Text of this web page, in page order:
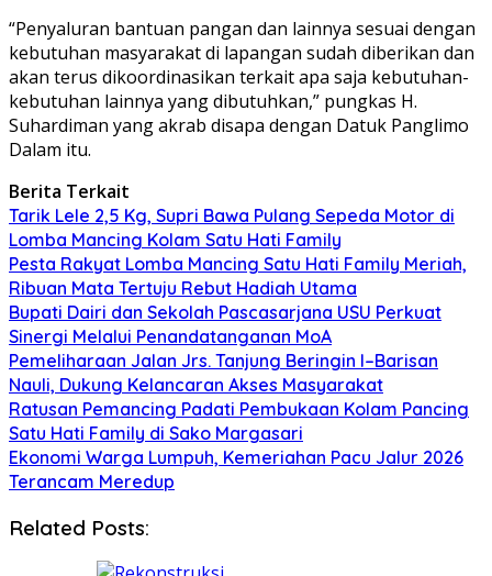
“Penyaluran bantuan pangan dan lainnya sesuai dengan
kebutuhan masyarakat di lapangan sudah diberikan dan
akan terus dikoordinasikan terkait apa saja kebutuhan-
kebutuhan lainnya yang dibutuhkan,” pungkas H.
Suhardiman yang akrab disapa dengan Datuk Panglimo
Dalam itu.
Berita Terkait
Tarik Lele 2,5 Kg, Supri Bawa Pulang Sepeda Motor di
Lomba Mancing Kolam Satu Hati Family
Pesta Rakyat Lomba Mancing Satu Hati Family Meriah,
Ribuan Mata Tertuju Rebut Hadiah Utama
Bupati Dairi dan Sekolah Pascasarjana USU Perkuat
Sinergi Melalui Penandatanganan MoA
Pemeliharaan Jalan Jrs. Tanjung Beringin I–Barisan
Nauli, Dukung Kelancaran Akses Masyarakat
Ratusan Pemancing Padati Pembukaan Kolam Pancing
Satu Hati Family di Sako Margasari
Ekonomi Warga Lumpuh, Kemeriahan Pacu Jalur 2026
Terancam Meredup
Related Posts: